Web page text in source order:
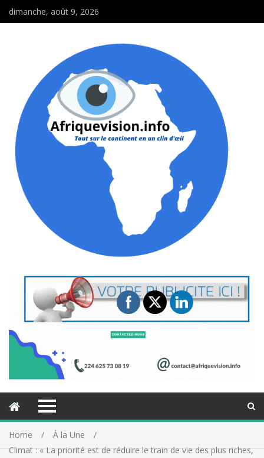
dimanche, août 9, 2026
Home
À la Une
Climat : « La priorité est de réduire le train de vie des plus riches,